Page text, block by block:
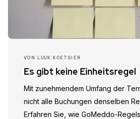
VON LUUK KOETSIER
Es gibt keine Einheitsregel
Mit zunehmendem Umfang der
nicht alle Buchungen denselben
Erfahren Sie, wie GoMeddo-